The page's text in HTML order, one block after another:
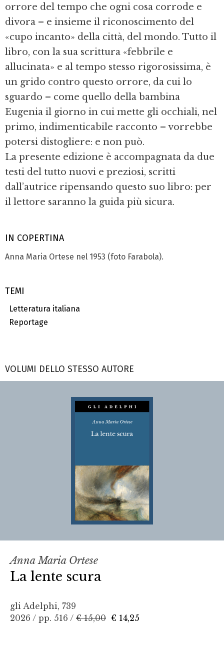
IN COPERTINA
Anna Maria Ortese nel 1953 (foto Farabola).
TEMI
Letteratura italiana
Reportage
orrore del tempo che ogni cosa corrode e
divora – e insieme il riconoscimento del
«cupo incanto» della città, del mondo. Tutto il
libro, con la sua scrittura «febbrile e
allucinata» e al tempo stesso rigorosissima, è
un grido contro questo orrore, da cui lo
sguardo – come quello della bambina
Eugenia il giorno in cui mette gli occhiali, nel
primo, indimenticabile racconto – vorrebbe
potersi distogliere: e non può.
La presente edizione è accompagnata da due
testi del tutto nuovi e preziosi, scritti
dall’autrice ripensando questo suo libro: per
il lettore saranno la guida più sicura.
VOLUMI DELLO STESSO AUTORE
Anna Maria Ortese
La lente scura
gli Adelphi, 739
2026 / pp. 516 / € 15,00 € 14,25